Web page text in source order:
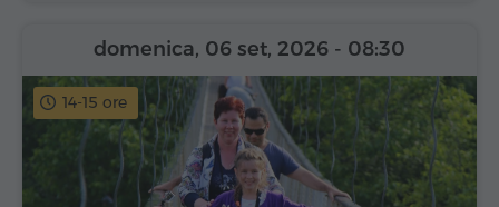
14-15 ore
domenica, 06 set, 2026 - 08:30